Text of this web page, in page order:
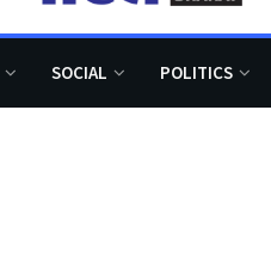
SOCIAL POLITICS